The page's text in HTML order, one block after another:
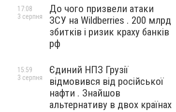
До чого призвели атаки
ЗСУ на Wildberries . 200 млрд
збитків і ризик краху банків
рф
17:08
3 серпня
Єдиний НПЗ Грузії
відмовився від російської
нафти . Знайшов
альтернативу в двох країнах
15:59
3 серпня